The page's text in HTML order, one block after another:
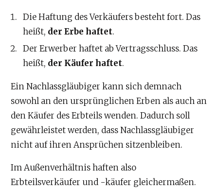
Die Haftung des Verkäufers besteht fort. Das
heißt, der Erbe haftet.
Der Erwerber haftet ab Vertragsschluss. Das
heißt, der Käufer haftet.
Ein Nachlassgläubiger kann sich demnach
sowohl an den ursprünglichen Erben als auch an
den Käufer des Erbteils wenden. Dadurch soll
gewährleistet werden, dass Nachlassgläubiger
nicht auf ihren Ansprüchen sitzenbleiben.
Im Außenverhältnis haften also
Erbteilsverkäufer und -käufer gleichermaßen.